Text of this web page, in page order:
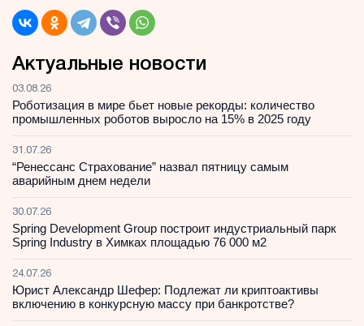
Актуальные новости
03.08.26
Роботизация в мире бьет новые рекорды: количество
промышленных роботов выросло на 15% в 2025 году
31.07.26
“Ренессанс Страхование” назвал пятницу самым
аварийным днем недели
30.07.26
Spring Development Group построит индустриальный парк
Spring Industry в Химках площадью 76 000 м2
24.07.26
Юрист Александр Шефер: Подлежат ли криптоактивы
включению в конкурсную массу при банкротстве?